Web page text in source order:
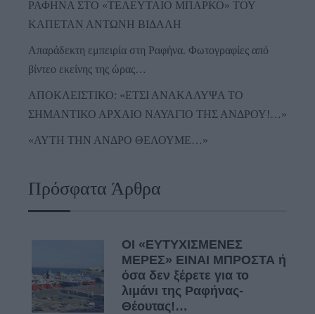
ΡΑΦΗΝΑ ΣΤΟ «ΤΕΛΕΥΤΑΙΟ ΜΠΑΡΚΟ» ΤΟΥ
ΚΑΠΕΤΑΝ ΑΝΤΩΝΗ ΒΙΔΑΛΗ
Απαράδεκτη εμπειρία στη Ραφήνα. Φωτογραφίες από
βίντεο εκείνης της ώρας…
ΑΠΟΚΛΕΙΣΤΙΚΟ: «ΕΤΣΙ ΑΝΑΚΑΛΥΨΑ ΤΟ
ΣΗΜΑΝΤΙΚΟ ΑΡΧΑΙΟ ΝΑΥΑΓΙΟ ΤΗΣ ΑΝΔΡΟΥ!…»
«ΑΥΤΗ ΤΗΝ ΑΝΔΡΟ ΘΕΛΟΥΜΕ…»
Πρόσφατα Άρθρα
ΟΙ «ΕΥΤΥΧΙΣΜΕΝΕΣ
ΜΕΡΕΣ» ΕΙΝΑΙ ΜΠΡΟΣΤΑ ή
όσα δεν ξέρετε για το
λιμάνι της Ραφήνας-
Θέουτας!…